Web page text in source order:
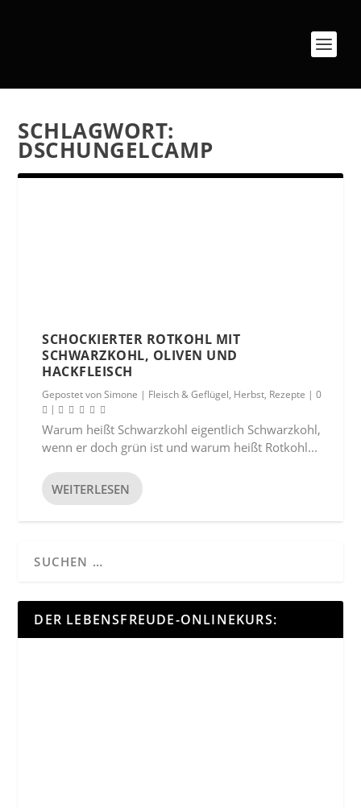
SCHLAGWORT:
DSCHUNGELCAMP
SCHOCKIERTER ROTKOHL MIT
SCHWARZKOHL, OLIVEN UND
HACKFLEISCH
Gepostet vonSimone | Fleisch & Geflügel, Herbst, Rezepte |0
|
Warum heißt Schwarzkohl eigentlich Schwarzkohl,
wenn er doch grün ist und warum heißt Rotkohl...
WEITERLESEN
DER LEBENSFREUDE-ONLINEKURS: